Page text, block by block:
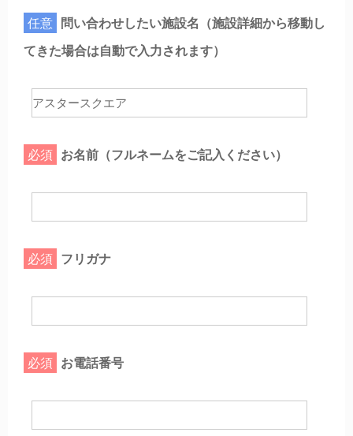
任意 問い合わせしたい施設名（施設詳細から移動し
てきた場合は自動で入力されます）
必須 お名前（フルネームをご記入ください）
必須 フリガナ
必須 お電話番号